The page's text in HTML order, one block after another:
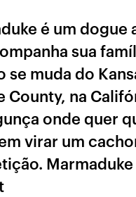
é um dogue
sua
se muda do
County, na
onde quer
virar um
Marmaduke